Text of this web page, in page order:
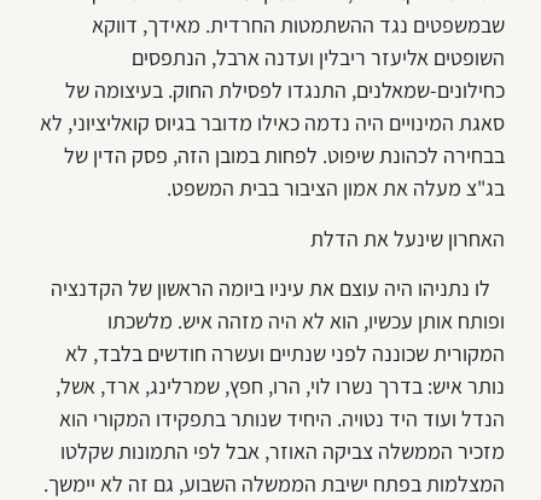
שבמשפטים נגד ההשתמטות החרדית. מאידך, דווקא
השופטים אליעזר ריבלין ועדנה ארבל, הנתפסים
כחילונים-שמאלנים, התנגדו לפסילת החוק. בעיצומה של
סאגת המינויים היה נדמה כאילו מדובר בגיוס קואליציוני, לא
בבחירה לכהונת שיפוט. לפחות במובן הזה, פסק הדין של
בג"צ מעלה את אמון הציבור בבית המשפט.
האחרון שינעל את הדלת
לו נתניהו היה עוצם את עיניו ביומה הראשון של הקדנציה
ופותח אותן עכשיו, הוא לא היה מזהה איש. מלשכתו
המקורית שכוננה לפני שנתיים ועשרה חודשים בלבד, לא
נותר איש: בדרך נשרו לוי, הרו, חפץ, שמרלינג, ארד, אשל,
הנדל ועוד היד נטויה. היחיד שנותר בתפקידו המקורי הוא
מזכיר הממשלה צביקה האוזר, אבל לפי התמונות שקלטו
המצלמות בפתח ישיבת הממשלה השבוע, גם זה לא יימשך.